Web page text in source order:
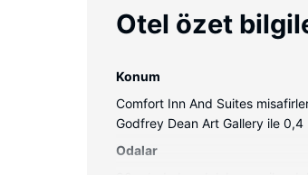
Otel özet
Konum
Comfort Inn And Suites
Godfrey Dean Art Gallery ile
Odalar